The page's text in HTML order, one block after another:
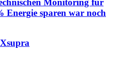
Energie sparen war noch